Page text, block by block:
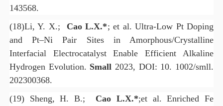
143568.
(18)Li, Y. X.; Cao L.X.*; et al. Ultra-Low Pt Doping
and Pt–Ni Pair Sites in Amorphous/Crystalline
Interfacial Electrocatalyst Enable Efficient Alkaline
Hydrogen Evolution. Small 2023, DOI: 10. 1002/smll.
202300368.
(19)Sheng, H. B.; Cao L.X.*;et al. Enriched Fe